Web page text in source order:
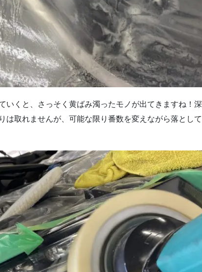
いくと、さっそく黄ばみ濁ったモノが出てきますね！深
は取れませんが、可能な限り番数を変えながら落として